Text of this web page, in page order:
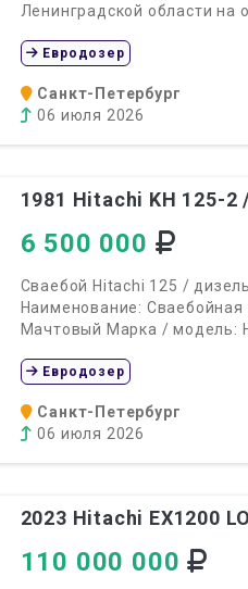
Ленинградской области на
Евродозер
Санкт-Петербург
06 июля 2026
1981 Hitachi KH 125-2
6 500 000
Сваебой Hitachi 125 /
Наименование: Сваебойная
Мачтовый Марка / модель:
Евродозер
Санкт-Петербург
06 июля 2026
2023 Hitachi EX1200
110 000 000